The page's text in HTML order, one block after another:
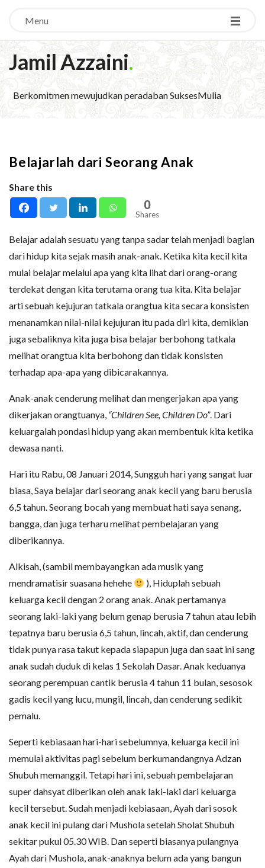
Menu
Jamil Azzaini.
Berkomitmen mewujudkan peradaban SuksesMulia
Belajarlah dari Seorang Anak
Share this
0
Shares
Belajar adalah sesuatu yang tanpa sadar telah menjadi bagian
dari hidup kita sejak masih anak-anak. Ketika kita kecil kita
mulai belajar melalui apa yang kita lihat dari orang-orang
terdekat dengan kita terutama orang tua kita. Kita belajar
arti sebuah kejujuran tatkala orangtua kita secara konsisten
menanamkan nilai-nilai kejujuran itu pada diri kita, demikian
juga sebaliknya kita juga bisa belajar berbohong tatkala
melihat orangtua kita berbohong dan tidak konsisten
terhadap apa-apa yang dibicarakannya.
Anak-anak cenderung melihat dan mengerjakan apa yang
dikerjakan orangtuanya, “Children See, Children Do”. Dari
keluargalah pondasi hidup yang akan membentuk kita ketika
dewasa nanti.
Hari itu Rabu, 08 Januari 2014, Sungguh hari yang sangat luar
biasa, Saya belajar dari seorang anak kecil yang baru berusia
6,5 tahun. Seorang bocah yang membuat hati saya senang,
bangga, dan juga terharu melihat pembelajaran yang
diberikannya.
Alkisah, (sambil membayangkan ada musik yang
mendramatisir suasana hehehe
), Hiduplah sebuah
keluarga kecil dengan 2 orang anak. Anak pertamanya
seorang laki-laki yang belum genap berusia 7 tahun atau lebih
tepatnya baru berusia 6,5 tahun, lincah, aktif, dan cenderung
tidak punya rasa takut kepada siapapun juga dan saat ini sang
anak sudah duduk di kelas 1 Sekolah Dasar. Anak keduanya
seorang perempuan cantik berusia 4 tahun 11 bulan, sesosok
gadis kecil yang lucu, mungil, lincah, dan cenderung sedikit
pemalu.
Seperti kebiasaan hari-hari sebelumnya, keluarga kecil ini
memulai aktivitas pagi sebelum berkumandangnya Adzan
Shubuh memanggil. Tetapi hari ini, sebuah pembelajaran
super dahsyat diberikan oleh anak laki-laki dari keluarga
kecil tersebut. Sudah menjadi kebiasaan, Ayah dari sosok
anak kecil ini pulang dari Mushola setelah Sholat Shubuh
sekitar pukul 05.30 WIB. Dan seperti biasanya pulangnya
Ayah dari Mushola, anak-anaknya belum ada yang bangun